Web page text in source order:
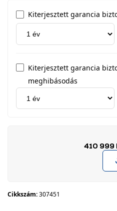
Kiterjesztett garancia
Kiterjesztett garancia
meghibásodás
410 999
Cikkszám:307451